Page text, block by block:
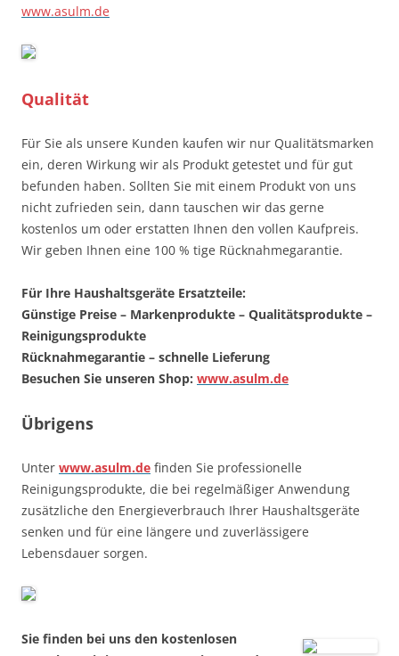
www.asulm.de
Qualität
Für Sie als unsere Kunden kaufen wir nur Qualitätsmarken
ein, deren Wirkung wir als Produkt getestet und für gut
befunden haben. Sollten Sie mit einem Produkt von uns
nicht zufrieden sein, dann tauschen wir das gerne
kostenlos um oder erstatten Ihnen den vollen Kaufpreis.
Wir geben Ihnen eine 100 % tige Rücknahmegarantie.
Für Ihre Haushaltsgeräte Ersatzteile:
Günstige Preise – Markenprodukte – Qualitätsprodukte –
Reinigungsprodukte
Rücknahmegarantie – schnelle Lieferung
Besuchen Sie unseren Shop: www.asulm.de
Übrigens
Unter www.asulm.de finden Sie professionelle
Reinigungsprodukte, die bei regelmäßiger Anwendung
zusätzliche den Energieverbrauch Ihrer Haushaltsgeräte
senken und für eine längere und zuverlässigere
Lebensdauer sorgen.
Sie finden bei uns den kostenlosen